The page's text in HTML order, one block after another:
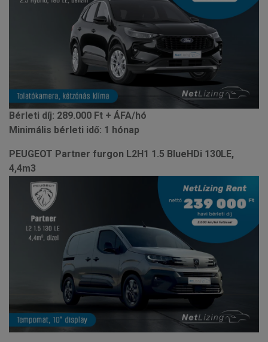
Bérleti díj: 289.000 Ft + ÁFA/hó
Minimális bérleti idő: 1 hónap
PEUGEOT Partner furgon L2H1 1.5 BlueHDi 130LE,
4,4m3